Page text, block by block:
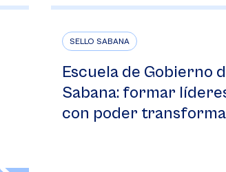
SELLO SABANA
Escuela de Gobierno
Sabana: formar
con poder